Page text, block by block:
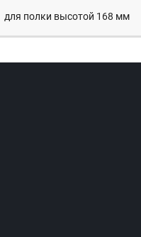
для полки высотой 168 мм